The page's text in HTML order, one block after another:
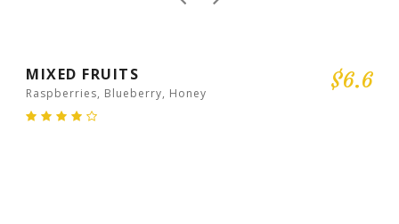
MIXED FRUITS
Raspberries, Blueberry, Honey $6.6